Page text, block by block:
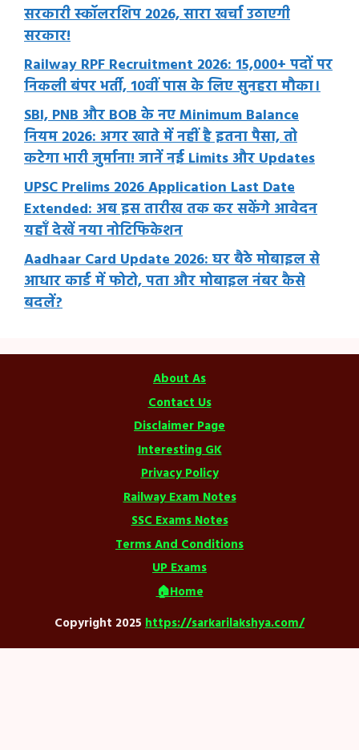
सरकारी स्कॉलरशिप 2026, सारा खर्चा उठाएगी
सरकार!
Railway RPF Recruitment 2026: 15,000+ पदों पर
निकली बंपर भर्ती, 10वीं पास के लिए सुनहरा मौका।
SBI, PNB और BOB के नए Minimum Balance
नियम 2026: अगर खाते में नहीं है इतना पैसा, तो
कटेगा भारी जुर्माना! जानें नई Limits और Updates
UPSC Prelims 2026 Application Last Date
Extended: अब इस तारीख तक कर सकेंगे आवेदन
यहाँ देखें नया नोटिफिकेशन
Aadhaar Card Update 2026: घर बैठे मोबाइल से
आधार कार्ड में फोटो, पता और मोबाइल नंबर कैसे
बदलें?
About As
Contact Us
Disclaimer Page
Interesting GK
Privacy Policy
Railway Exam Notes
SSC Exams Notes
Terms And Conditions
UP Exams
🏠Home
Copyright 2025 https://sarkarilakshya.com/